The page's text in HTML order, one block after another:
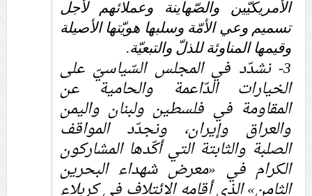
الأمريكيّين والصّهاينة وعملائهم لأجل
تسميم وعي الأمّة وسلبها هويّتها الأصيلة
وقيمها المناوئة للذلّ والتبعيّة.
3- نشدّد في المجلس السّياسيّ على
الخيارات الدّاعمة والحامية عن
المقاومة في فلسطين ولبنان واليمن
والعراق وإيران، ونجدّد المواقف
الصلبة والثابتة التي أكّدها المشاركون
الكرام في «معرض شهداء البحرين
الثامن» الذي أقامه الائتلاف في كربلاء